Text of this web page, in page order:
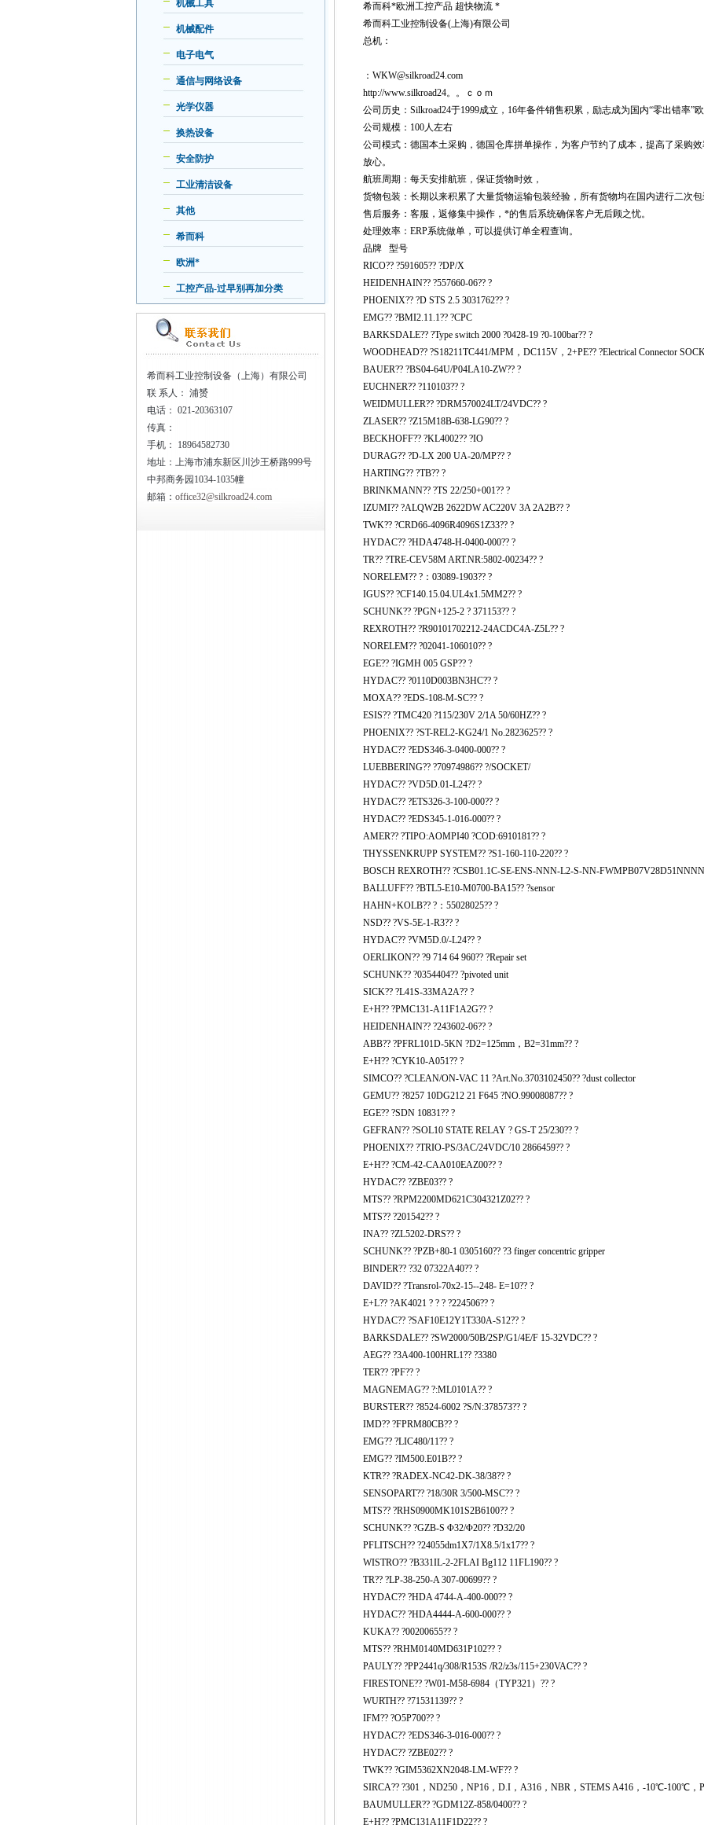
机械工具
机械配件
电子电气
通信与网络设备
光学仪器
换热设备
安全防护
工业清洁设备
其他
希而科
欧洲*
工控产品-过早别再加分类
希而科工业控制设备（上海）有限公司
联 系人： 浦赟
电话： 021-20363107
传真：
手机：
18964582730
地址：上海市浦东新区川沙王桥路999号
中邦商务园1034-1035幢
邮箱： office32@silkroad24.com
希而科*欧洲工控产品 超快物流 *
希而科工业控制设备(上海)有限公司
总机：
：WKW@silkroad24.com
http://www.silkroad24。。ｃｏｍ
公司历史：Silkroad24于1999成立，16年备件销售积累，励志成为国内“零出错率”
公司规模：100人左右
公司模式：德国本土采购，德国仓库拼单操作，为客户节约了成本，提高了采购
放心。
航班周期：每天安排航班，保证货物时效，
货物包装：长期以来积累了大量货物运输包装经验，所有货物均在国内进行二次包
售后服务：客服，返修集中操作，*的售后系统确保客户无后顾之忧。
处理效率：ERP系统做单，可以提供订单全程查询。
品牌 型号
RICO?? ?591605?? ?DP/X
HEIDENHAIN?? ?557660-06?? ?
PHOENIX?? ?D STS 2.5 3031762?? ?
EMG?? ?BMI2.11.1?? ?CPC
BARKSDALE?? ?Type switch 2000 ?0428-19 ?0-100bar?? ?
WOODHEAD?? ?S18211TC441/MPM，DC115V，2+PE?? ?Electrical Connector
BAUER?? ?BS04-64U/P04LA10-ZW?? ?
EUCHNER?? ?110103?? ?
WEIDMULLER?? ?DRM570024LT/24VDC?? ?
ZLASER?? ?Z15M18B-638-LG90?? ?
BECKHOFF?? ?KL4002?? ?IO
DURAG?? ?D-LX 200 UA-20/MP?? ?
HARTING?? ?TB?? ?
BRINKMANN?? ?TS 22/250+001?? ?
IZUMI?? ?ALQW2B 2622DW AC220V 3A 2A2B?? ?
TWK?? ?CRD66-4096R4096S1Z33?? ?
HYDAC?? ?HDA4748-H-0400-000?? ?
TR?? ?TRE-CEV58M ART.NR:5802-00234?? ?
NORELEM?? ?：03089-1903?? ?
IGUS?? ?CF140.15.04.UL4x1.5MM2?? ?
SCHUNK?? ?PGN+125-2 ? 371153?? ?
REXROTH?? ?R90101702212-24ACDC4A-Z5L?? ?
NORELEM?? ?02041-106010?? ?
EGE?? ?IGMH 005 GSP?? ?
HYDAC?? ?0110D003BN3HC?? ?
MOXA?? ?EDS-108-M-SC?? ?
ESIS?? ?TMC420 ?115/230V 2/1A 50/60HZ?? ?
PHOENIX?? ?ST-REL2-KG24/1 No.2823625?? ?
HYDAC?? ?EDS346-3-0400-000?? ?
LUEBBERING?? ?70974986?? ?/SOCKET/
HYDAC?? ?VD5D.01-L24?? ?
HYDAC?? ?ETS326-3-100-000?? ?
HYDAC?? ?EDS345-1-016-000?? ?
AMER?? ?TIPO:AOMPI40 ?COD:6910181?? ?
THYSSENKRUPP SYSTEM?? ?S1-160-110-220?? ?
BOSCH REXROTH?? ?CSB01.1C-SE-ENS-NNN-L2-S-NN-
BALLUFF?? ?BTL5-E10-M0700-BA15?? ?sensor
HAHN+KOLB?? ?：55028025?? ?
NSD?? ?VS-5E-1-R3?? ?
HYDAC?? ?VM5D.0/-L24?? ?
OERLIKON?? ?9 714 64 960?? ?Repair set
SCHUNK?? ?0354404?? ?pivoted unit
SICK?? ?L41S-33MA2A?? ?
E+H?? ?PMC131-A11F1A2G?? ?
HEIDENHAIN?? ?243602-06?? ?
ABB?? ?PFRL101D-5KN ?D2=125mm，B2=31mm?? ?
E+H?? ?CYK10-A051?? ?
SIMCO?? ?CLEAN/ON-VAC 11 ?Art.No.3703102450?? ?dust collector
GEMU?? ?8257 10DG212 21 F645 ?NO.99008087?? ?
EGE?? ?SDN 10831?? ?
GEFRAN?? ?SOL10 STATE RELAY ? GS-T 25/230?? ?
PHOENIX?? ?TRIO-PS/3AC/24VDC/10 2866459?? ?
E+H?? ?CM-42-CAA010EAZ00?? ?
HYDAC?? ?ZBE03?? ?
MTS?? ?RPM2200MD621C304321Z02?? ?
MTS?? ?201542?? ?
INA?? ?ZL5202-DRS?? ?
SCHUNK?? ?PZB+80-1 0305160?? ?3 finger concentric gripper
BINDER?? ?32 07322A40?? ?
DAVID?? ?Transrol-70x2-15--248- E=10?? ?
E+L?? ?AK4021 ? ? ? ?224506?? ?
HYDAC?? ?SAF10E12Y1T330A-S12?? ?
BARKSDALE?? ?SW2000/50B/2SP/G1/4E/F 15-32VDC?? ?
AEG?? ?3A400-100HRL1?? ?3380
TER?? ?PF?? ?
MAGNEMAG?? ?:ML0101A?? ?
BURSTER?? ?8524-6002 ?S/N:378573?? ?
IMD?? ?FPRM80CB?? ?
EMG?? ?LIC480/11?? ?
EMG?? ?IM500.E01B?? ?
KTR?? ?RADEX-NC42-DK-38/38?? ?
SENSOPART?? ?18/30R 3/500-MSC?? ?
MTS?? ?RHS0900MK101S2B6100?? ?
SCHUNK?? ?GZB-S Φ32/Φ20?? ?D32/20
PFLITSCH?? ?24055dm1X7/1X8.5/1x17?? ?
WISTRO?? ?B331IL-2-2FLAI Bg112 11FL190?? ?
TR?? ?LP-38-250-A 307-00699?? ?
HYDAC?? ?HDA 4744-A-400-000?? ?
HYDAC?? ?HDA4444-A-600-000?? ?
KUKA?? ?00200655?? ?
MTS?? ?RHM0140MD631P102?? ?
PAULY?? ?PP2441q/308/R153S /R2/z3s/115+230VAC?? ?
FIRESTONE?? ?W01-M58-6984（TYP321）?? ?
WURTH?? ?71531139?? ?
IFM?? ?O5P700?? ?
HYDAC?? ?EDS346-3-016-000?? ?
HYDAC?? ?ZBE02?? ?
TWK?? ?GIM5362XN2048-LM-WF?? ?
SIRCA?? ?301，ND250，NP16，D.I，A316，NBR，STEMS A416，-10℃-100℃，
BAUMULLER?? ?GDM12Z-858/0400?? ?
E+H?? ?PMC131A11F1D22?? ?